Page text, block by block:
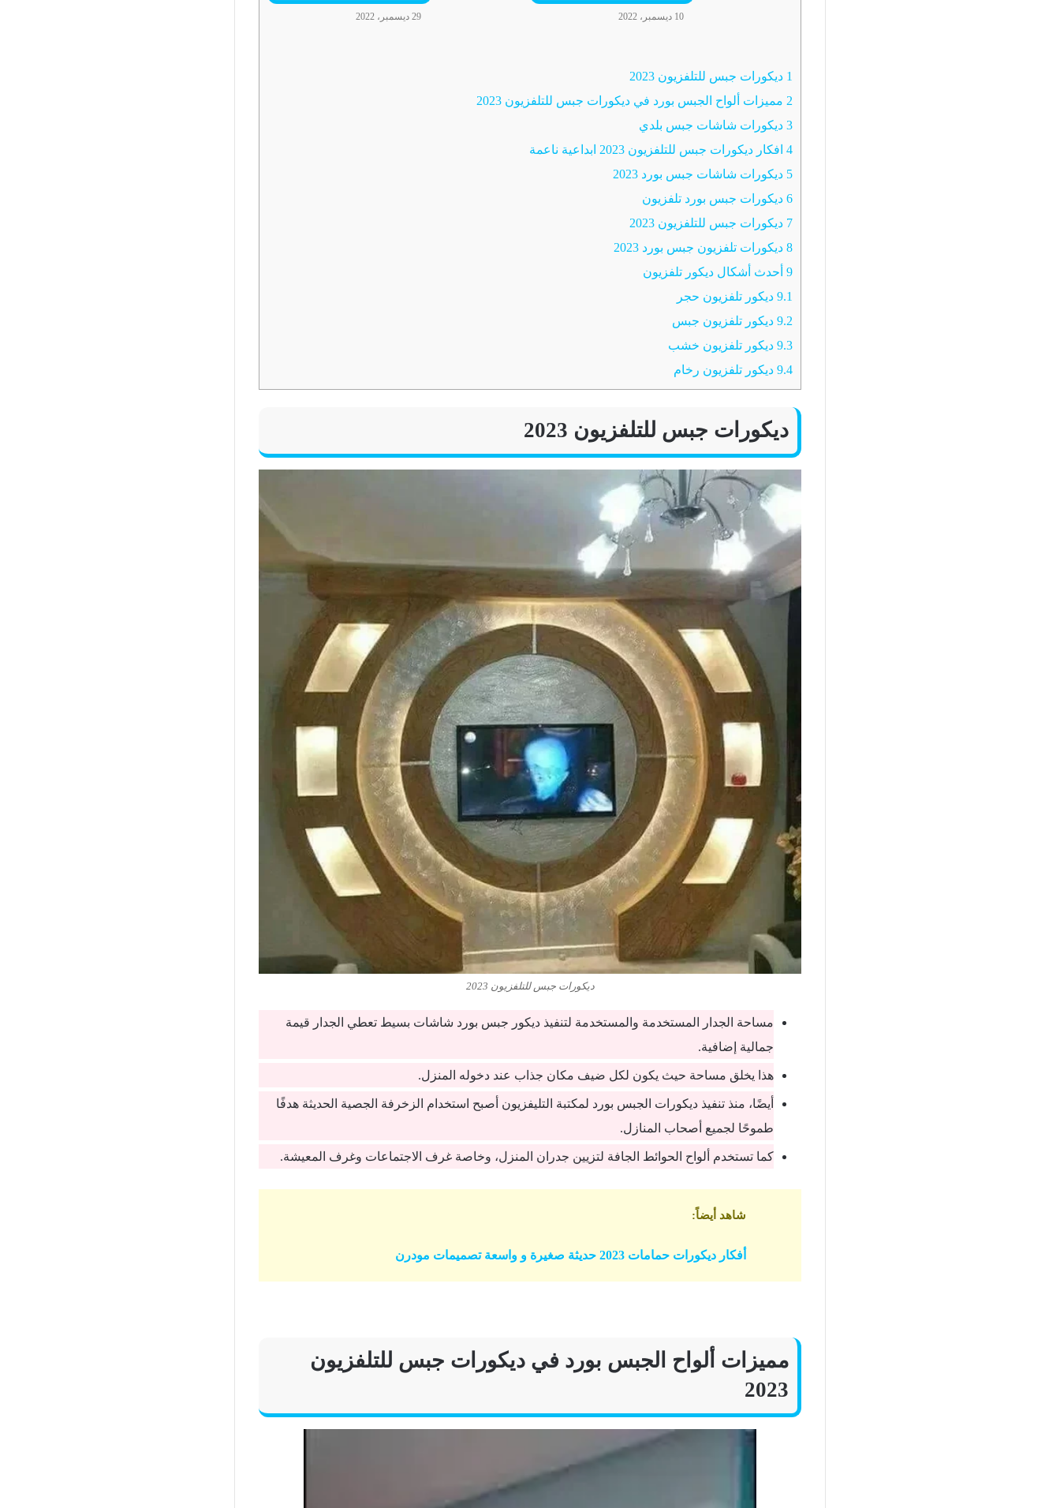
10 ديسمبر، 2022 29 ديسمبر، 2022
1 ديكورات جبس للتلفزيون 2023
2 مميزات ألواح الجبس بورد في ديكورات جبس للتلفزيون 2023
3ديكورات شاشات جبس بلدي
4افكار ديكورات جبس للتلفزيون 2023 ابداعية ناعمة
5 ديكورات شاشات جبس بورد 2023
6ديكورات جبس بورد تلفزيون
7 ديكورات جبس للتلفزيون 2023
8ديكورات تلفزيون جبس بورد 2023
9أحدث أشكال ديكور تلفزيون
9.1ديكور تلفزيون حجر
9.2ديكور تلفزيون جبس
9.3ديكور تلفزيون خشب
9.4ديكور تلفزيون رخام
ديكورات جبس للتلفزيون 2023
ديكورات جبس للتلفزيون 2023
مساحة الجدار المستخدمة والمستخدمة لتنفيذ ديكور جبس بورد شاشات بسيط تعطي الجدار قيمة
جمالية إضافية.
هذا يخلق مساحة حيث يكون لكل ضيف مكان جذاب عند دخوله المنزل.
أيضًا، منذ تنفيذ ديكورات الجبس بورد لمكتبة التليفزيون أصبح استخدام الزخرفة الجصية الحديثة هدفًا
طموحًا لجميع أصحاب المنازل.
كما تستخدم ألواح الحوائط الجافة لتزيين جدران المنزل، وخاصة غرف الاجتماعات وغرف المعيشة.
شاهد أيضاً:
أفكار ديكورات حمامات 2023 حديثة صغيرة و واسعة تصميمات مودرن
مميزات ألواح الجبس بورد في ديكورات جبس للتلفزيون
2023